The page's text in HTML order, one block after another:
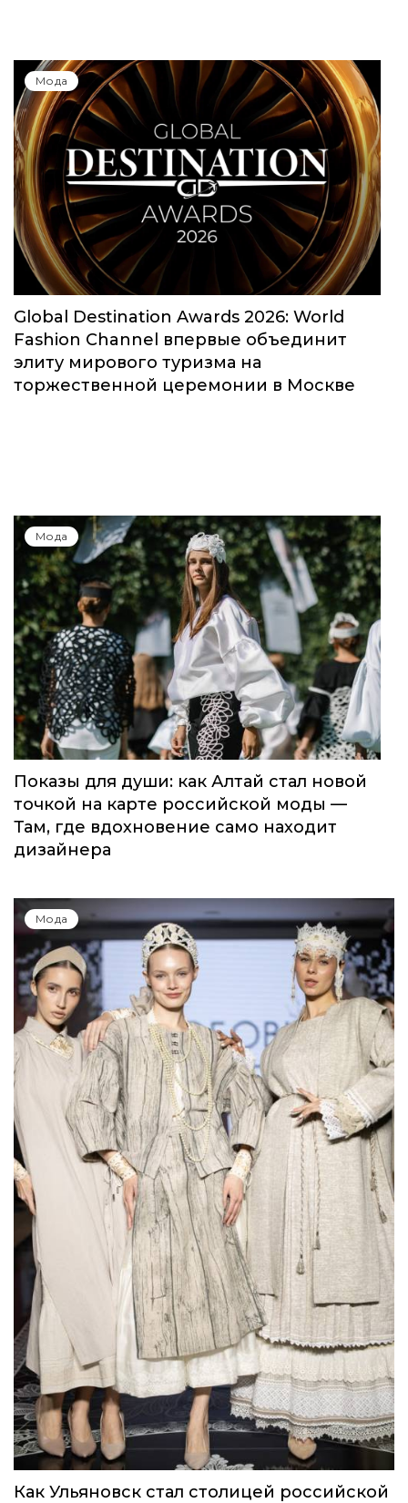
Мода
Global Destination Awards 2026: World
Fashion Channel впервые объединит
элиту мирового туризма на
торжественной церемонии в Москве
Мода
Показы для души: как Алтай стал новой
точкой на карте российской моды —
Там, где вдохновение само находит
дизайнера
Мода
Как Ульяновск стал столицей российской